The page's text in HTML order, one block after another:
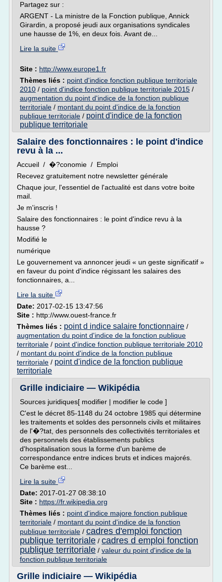
Partagez sur :
ARGENT - La ministre de la Fonction publique, Annick
Girardin, a proposé jeudi aux organisations syndicales
une hausse de 1%, en deux fois. Avant de...
Lire la suite
Site : http://www.europe1.fr
Thèmes liés : point d'indice fonction publique territoriale
2010 / point d'indice fonction publique territoriale 2015 /
augmentation du point d'indice de la fonction publique
territoriale / montant du point d'indice de la fonction
publique territoriale / point d'indice de la fonction
publique territoriale
Salaire des fonctionnaires : le point d'indice
revu à la ...
Accueil / �?conomie / Emploi
Recevez gratuitement notre newsletter générale
Chaque jour, l'essentiel de l'actualité est dans votre boite
mail.
Je m'inscris !
Salaire des fonctionnaires : le point d'indice revu à la
hausse ?
Modifié le
numérique
Le gouvernement va annoncer jeudi « un geste significatif »
en faveur du point d'indice régissant les salaires des
fonctionnaires, a...
Lire la suite
Date: 2017-02-15 13:47:56
Site : http://www.ouest-france.fr
Thèmes liés : point d indice salaire fonctionnaire /
augmentation du point d'indice de la fonction publique
territoriale / point d'indice fonction publique territoriale 2010
/ montant du point d'indice de la fonction publique
territoriale / point d'indice de la fonction publique
territoriale
Grille indiciaire — Wikipédia
Sources juridiques[ modifier | modifier le code ]
C'est le décret 85-1148 du 24 octobre 1985 qui détermine
les traitements et soldes des personnels civils et militaires
de l'�?tat, des personnels des collectivités territoriales et
des personnels des établissements publics
d'hospitalisation sous la forme d'un barème de
correspondance entre indices bruts et indices majorés.
Ce barème est...
Lire la suite
Date: 2017-01-27 08:38:10
Site : https://fr.wikipedia.org
Thèmes liés : point d'indice majore fonction publique
territoriale / montant du point d'indice de la fonction
publique territoriale / cadres d'emploi fonction
publique territoriale / cadres d emploi fonction
publique territoriale / valeur du point d'indice de la
fonction publique territoriale
Grille indiciaire — Wikipédia